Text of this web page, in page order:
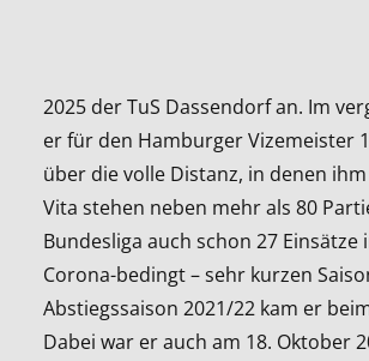
2025 der TuS Dassendorf an. Im
er für den Hamburger Vizemeister
über die volle Distanz, in denen
Vita stehen neben mehr als 80
Bundesliga auch schon 27
Corona-bedingt – sehr kurzen
Abstiegssaison 2021/22 kam er
Dabei war er auch am 18. Oktober